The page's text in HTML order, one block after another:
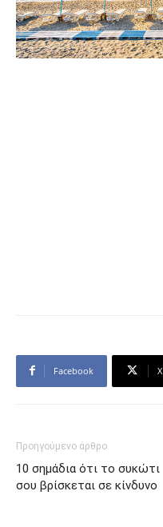
Facebook X
Προηγούμενο άρθρο
10 σημάδια ότι το συκώτι
σου βρίσκεται σε κίνδυνο